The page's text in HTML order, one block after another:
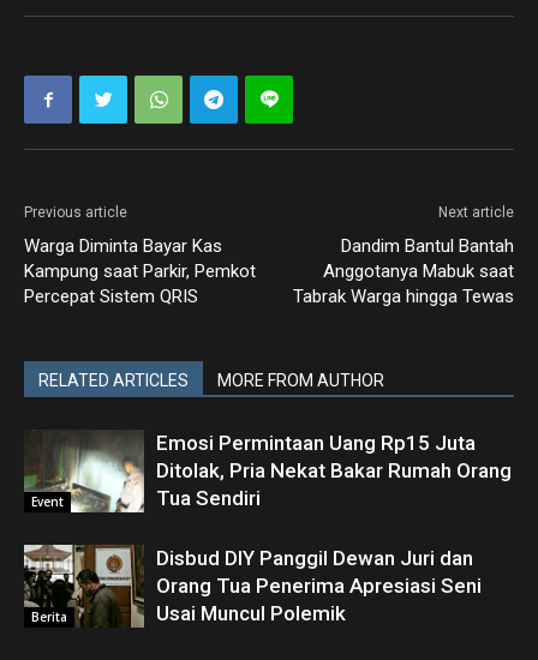
Previous article
Warga Diminta Bayar Kas
Kampung saat Parkir, Pemkot
Percepat Sistem QRIS
Next article
Dandim Bantul Bantah
Anggotanya Mabuk saat
Tabrak Warga hingga Tewas
RELATED ARTICLES MORE FROM AUTHOR
Event
Emosi Permintaan Uang Rp15 Juta
Ditolak, Pria Nekat Bakar Rumah Orang
Tua Sendiri
Berita
Disbud DIY Panggil Dewan Juri dan
Orang Tua Penerima Apresiasi Seni
Usai Muncul Polemik